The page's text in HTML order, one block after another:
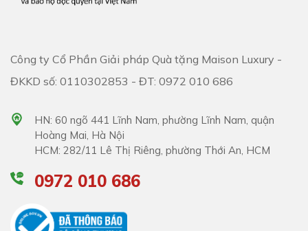
Công ty Cổ Phần Giải pháp Quà tặng Maison Luxury -
ĐKKD số: 0110302853 - ĐT: 0972 010 686
HN: 60 ngõ 441 Lĩnh Nam, phường Lĩnh Nam, quận
Hoàng Mai, Hà Nội
HCM: 282/11 Lê Thị Riêng, phường Thới An, HCM
0972 010 686